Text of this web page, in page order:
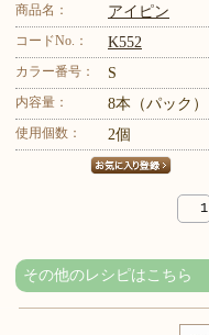
商品名： アイピン
コードNo.： K552
カラー番号： S
内容量： 8本（パック）
使用個数： 2個
その他のレシピはこちら